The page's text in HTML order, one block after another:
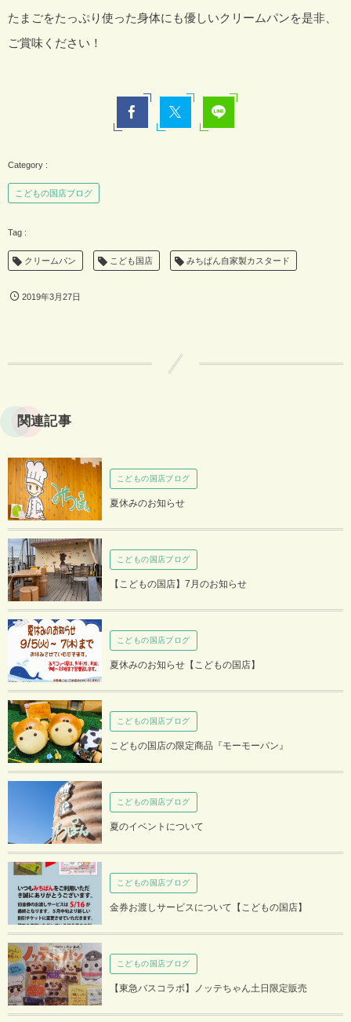
たまごをたっぷり使った身体にも優しいクリームパンを是非、
ご賞味ください！
こどもの国店ブログ
クリームパン こども国店 みちぱん自家製カスタード
2019年3月27日
関連記事
こどもの国店ブログ
夏休みのお知らせ
こどもの国店ブログ
【こどもの国店】7月のお知らせ
こどもの国店ブログ
夏休みのお知らせ【こどもの国店】
こどもの国店ブログ
こどもの国店の限定商品『モーモーパン』
こどもの国店ブログ
夏のイベントについて
こどもの国店ブログ
金券お渡しサービスについて【こどもの国店】
こどもの国店ブログ
【東急バスコラボ】ノッテちゃん土日限定販売